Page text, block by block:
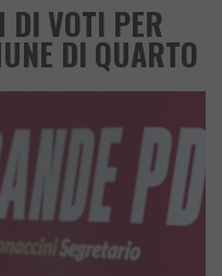
DI VOTI PER
DI QUARTO